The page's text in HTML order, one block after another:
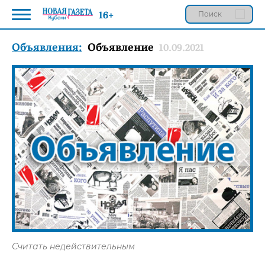
Объявления: Объявление 10.09.2021
Считать недействительным
16+